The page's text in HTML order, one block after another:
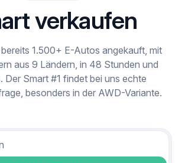
verkaufen
1.500+ E-Autos angekauft, mit
aus 9 Ländern, in 48 Stunden und
Der Smart #1 findet bei uns echte
besonders in der AWD-Variante.